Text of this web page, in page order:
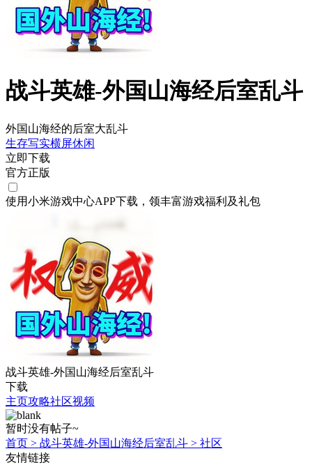
战斗英雄-外国山海经后室乱斗
外国山海经的后室大乱斗
生存写实横屏休闲
立即下载
官方正版
使用小米游戏中心APP下载 ，领丰富游戏福利 及礼包
战斗英雄-外国山海经后室乱斗
下载
主页攻略社区视频
暂时没有帖子~
首页 > 战斗英雄-外国山海经后室乱斗 > 社区
友情链接